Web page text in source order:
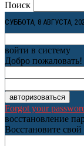
Поиск
СУББОТА, 8 АВГУСТА,
войти в систему
Добро
Forgot your
восстановление
Восстановите свой